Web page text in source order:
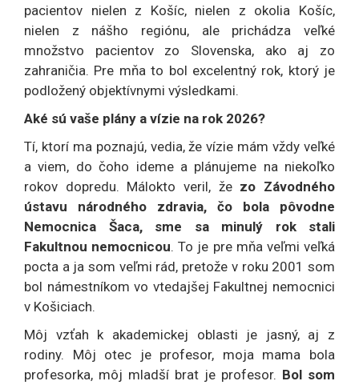
pacientov nielen z Košíc, nielen z okolia Košíc,
nielen z nášho regiónu, ale prichádza veľké
množstvo pacientov zo Slovenska, ako aj zo
zahraničia. Pre mňa to bol excelentný rok, ktorý je
podložený objektívnymi výsledkami.
Aké sú vaše plány a vízie na rok 2026?
Tí, ktorí ma poznajú, vedia, že vízie mám vždy veľké
a viem, do čoho ideme a plánujeme na niekoľko
rokov dopredu. Málokto veril, že zo Závodného
ústavu národného zdravia, čo bola pôvodne
Nemocnica Šaca, sme sa minulý rok stali
Fakultnou nemocnicou. To je pre mňa veľmi veľká
pocta a ja som veľmi rád, pretože v roku 2001 som
bol námestníkom vo vtedajšej Fakultnej nemocnici
v Košiciach.
Môj vzťah k akademickej oblasti je jasný, aj z
rodiny. Môj otec je profesor, moja mama bola
profesorka, môj mladší brat je profesor. Bol som